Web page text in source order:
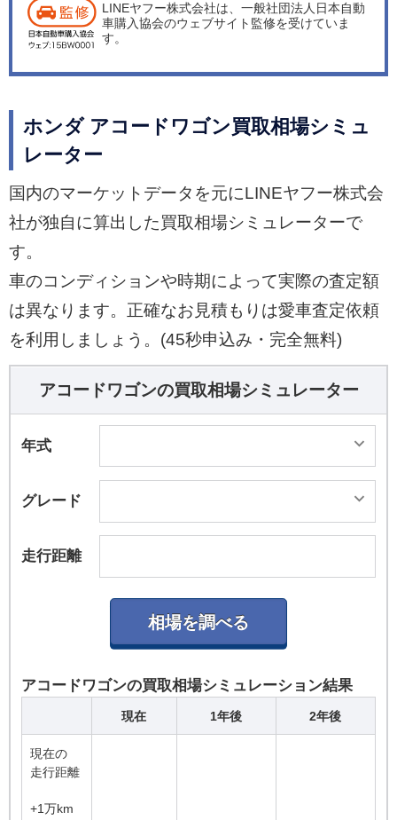
LINEヤフー株式会社は、一般社団法人日本自動
車購入協会のウェブサイト監修を受けていま
す。
ホンダ アコードワゴン買取相場シミュ
レーター
国内のマーケットデータを元にLINEヤフー株式会
社が独自に算出した買取相場シミュレーターで
す。
車のコンディションや時期によって実際の査定額
は異なります。正確なお見積もりは愛車査定依頼
を利用しましょう。(45秒申込み・完全無料)
アコードワゴンの買取相場シミュレーター
年式
グレード
走行距離
アコードワゴンの買取相場シミュレーション結果
現在 1年後 2年後
現在の
走行距離
+1万km